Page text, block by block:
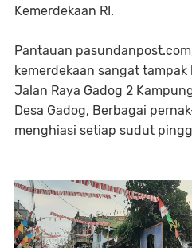
Kemerdekaan RI.
Pantauan
kemerdekaan sangat
Jalan Raya Gadog 2
Desa Gadog, Berbagai
menghiasi setiap sudut